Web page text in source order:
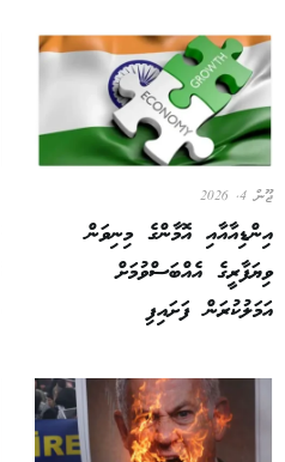
ޖޫން 4, 2026
އިންޑިއާއާއި އޮމާންގެ މިނިވަން
ވިޔަފާރީގެ އެއްބަސްވުމަށް
އަމަލުކުރަން ފަށައިފި